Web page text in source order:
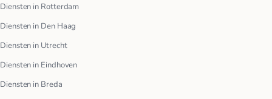
Diensten in Rotterdam
Diensten in Den Haag
Diensten in Utrecht
Diensten in Eindhoven
Diensten in Breda